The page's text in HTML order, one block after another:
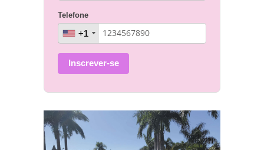
Telefone
+1
+1
Inscrever-se